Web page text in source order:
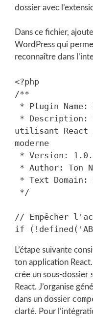
dossier avec
Dans ce fichier,
WordPress qui
reconnaître dans
<?php
/**
utilisant React
moderne
// Empêcher
L’étape suivante
ton application
crée un sous-dossier
React. J’organise
dans un dossier
clarté. Pour